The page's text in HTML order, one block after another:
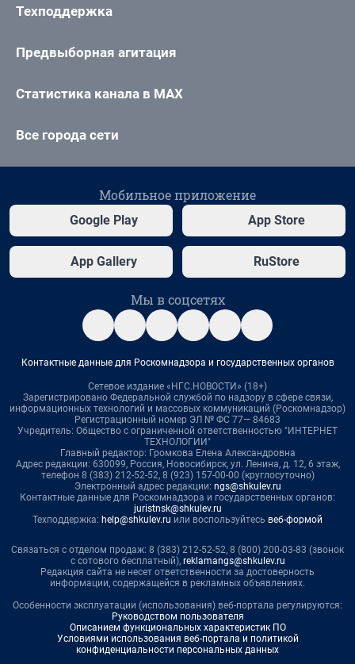
Техподдержка
Предвыборная агитация
Статистика канала в MAX
Все города сети
Мобильное приложение
Google Play App Store
App Gallery RuStore
Мы в соцсетях
Контактные данные для Роскомнадзора и государственных органов
Сетевое издание «НГС.НОВОСТИ» (18+)
Зарегистрировано Федеральной службой по надзору в сфере связи,
информационных технологий и массовых коммуникаций (Роскомнадзор)
Регистрационный номер ЭЛ № ФС 77— 84683
Учредитель: Общество с ограниченной ответственностью "ИНТЕРНЕТ
ТЕХНОЛОГИИ"
Главный редактор: Громкова Елена Александровна
Адрес редакции: 630099, Россия, Новосибирск, ул. Ленина, д. 12, 6 этаж,
телефон 8 (383) 212-52-52, 8 (923) 157-00-00 (круглосуточно)
Электронный адрес редакции: ngs@shkulev.ru
Контактные данные для Роскомнадзора и государственных органов:
juristnsk@shkulev.ru
Техподдержка: help@shkulev.ru или воспользуйтесь веб-формой
Связаться с отделом продаж: 8 (383) 212-52-52, 8 (800) 200-03-83 (звонок
с сотового бесплатный), reklamangs@shkulev.ru
Редакция сайта не несет ответственности за достоверность
информации, содержащейся в рекламных объявлениях.
Особенности эксплуатации (использования) веб-портала регулируются:
Руководством пользователя
Описанием функциональных характеристик ПО
Условиями использования веб-портала и политикой
конфиденциальности персональных данных